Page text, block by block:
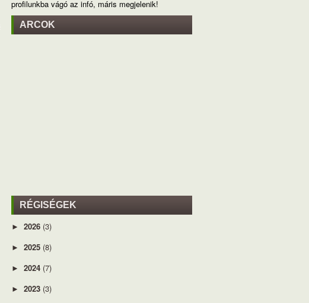
profilunkba vágó az infó, máris megjelenik!
ARCOK
RÉGISÉGEK
► 2026 (3)
► 2025 (8)
► 2024 (7)
► 2023 (3)